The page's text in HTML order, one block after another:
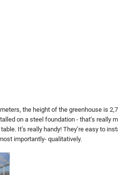
the height of the greenhouse is
on a steel foundation - that’s really
It’s really handy! They’re easy to
importantly-​ qualitatively.